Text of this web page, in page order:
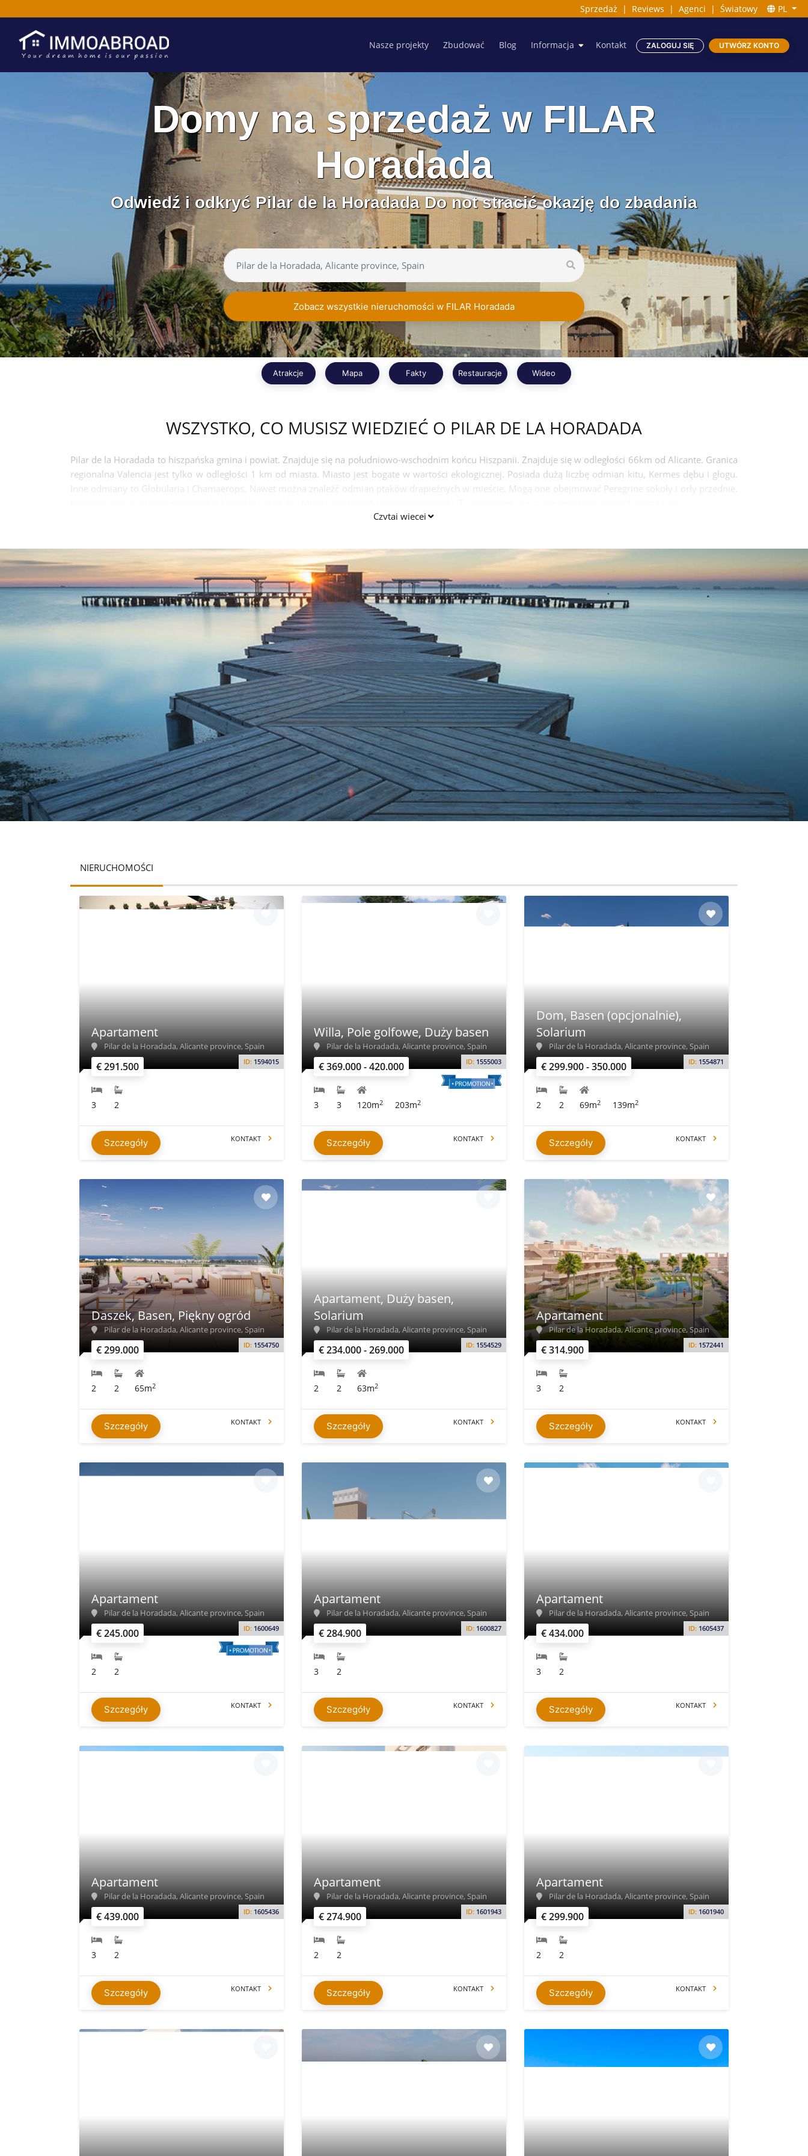
Sprzedaż | Reviews | Agenci | Światowy PL
Nasze projekty Zbudować Blog Informacja Kontakt ZALOGUJ SIĘ UTWÓRZ KONTO
Domy na sprzedaż w FILAR
Horadada
Odwiedź i odkryć Pilar de la Horadada Do not stracić okazję do zbadania
Zobacz wszystkie nieruchomości w FILAR Horadada
Atrakcje Mapa Fakty Restauracje Wideo
WSZYSTKO, CO MUSISZ WIEDZIEĆ O PILAR DE LA HORADADA
Pilar de la Horadada to hiszpańska gmina i powiat. Znajduje się na południowo-wschodnim końcu Hiszpanii. Znajduje się w odległości 66km od Alicante. Granica
regionalna Valencia jest tylko w odległości 1 km od miasta. Miasto jest bogate w wartości ekologicznej. Posiada dużą liczbę odmian kitu, Kermes dębu i głogu.
Inne odmiany to Globularia i Chamaerops. Nawet można znaleźć odmian ptaków drapieżnych w mieście. Mogą one obejmować Peregrine sokoły i orły przednie.
Czytaj więcej
NIERUCHOMOŚCI
€ 291.500 ID: 1594015
Apartament
Pilar de la Horadada, Alicante province, Spain
3 2
Szczegóły KONTAKT
€ 369.000 - 420.000 ID: 1555003
Willa, Pole golfowe, Duży basen
Pilar de la Horadada, Alicante province, Spain
3 3 120m2 203m2
Szczegóły KONTAKT
€ 299.900 - 350.000 ID: 1554871
Dom, Basen (opcjonalnie),
Solarium
Pilar de la Horadada, Alicante province, Spain
2 2 69m2 139m2
Szczegóły KONTAKT
€ 299.000 ID: 1554750
Daszek, Basen, Piękny ogród
Pilar de la Horadada, Alicante province, Spain
2 2 65m2
Szczegóły KONTAKT
€ 234.000 - 269.000 ID: 1554529
Apartament, Duży basen,
Solarium
Pilar de la Horadada, Alicante province, Spain
2 2 63m2
Szczegóły KONTAKT
€ 314.900 ID: 1572441
Apartament
Pilar de la Horadada, Alicante province, Spain
3 2
Szczegóły KONTAKT
€ 245.000 ID: 1600649
Apartament
Pilar de la Horadada, Alicante province, Spain
2 2
Szczegóły KONTAKT
€ 284.900 ID: 1600827
Apartament
Pilar de la Horadada, Alicante province, Spain
3 2
Szczegóły KONTAKT
€ 434.000 ID: 1605437
Apartament
Pilar de la Horadada, Alicante province, Spain
3 2
Szczegóły KONTAKT
€ 439.000 ID: 1605436
Apartament
Pilar de la Horadada, Alicante province, Spain
3 2
Szczegóły KONTAKT
€ 274.900 ID: 1601943
Apartament
Pilar de la Horadada, Alicante province, Spain
2 2
Szczegóły KONTAKT
€ 299.900 ID: 1601940
Apartament
Pilar de la Horadada, Alicante province, Spain
2 2
Szczegóły KONTAKT